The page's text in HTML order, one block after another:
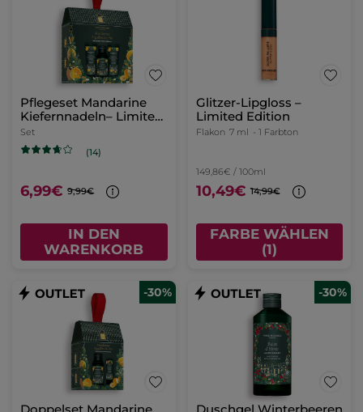
Pflegeset Mandarine
Kiefernnadeln– Limited
Edition
Set
(14)
6,99€ 9,99€
IN DEN
WARENKORB
Glitzer-Lipgloss –
Limited Edition
Flakon 7 ml - 1 Farbton
149,86€ / 100ml
10,49€ 14,99€
FARBE WÄHLEN
(1)
-30% -30%